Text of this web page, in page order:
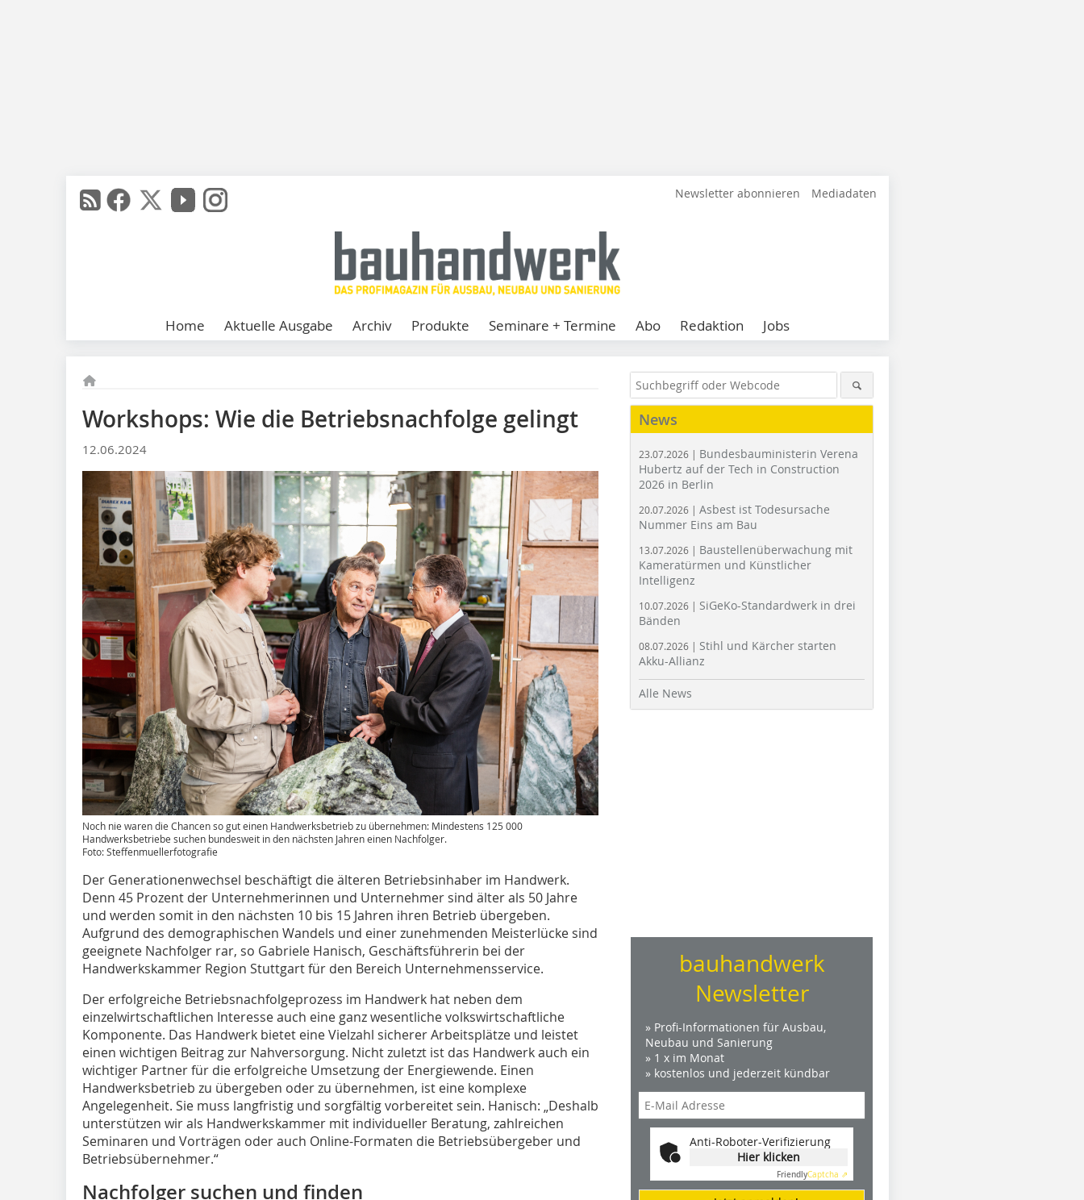
Newsletter abonnieren Mediadaten
Home Aktuelle Ausgabe Archiv Produkte Seminare + Termine Abo Redaktion Jobs
Workshops: Wie die Betriebsnachfolge gelingt
12.06.2024
Noch nie waren die Chancen so gut einen Handwerksbetrieb zu übernehmen: Mindestens 125 000
Handwerksbetriebe suchen bundesweit in den nächsten Jahren einen Nachfolger.
Foto: Steffenmuellerfotografie
Der Generationenwechsel beschäftigt die älteren Betriebsinhaber im Handwerk.
Denn 45 Prozent der Unternehmerinnen und Unternehmer sind älter als 50 Jahre
und werden somit in den nächsten 10 bis 15 Jahren ihren Betrieb übergeben.
Aufgrund des demographischen Wandels und einer zunehmenden Meisterlücke sind
geeignete Nachfolger rar, so Gabriele Hanisch, Geschäftsführerin bei der
Handwerkskammer Region Stuttgart für den Bereich Unternehmensservice.
Der erfolgreiche Betriebsnachfolgeprozess im Handwerk hat neben dem
einzelwirtschaftlichen Interesse auch eine ganz wesentliche volkswirtschaftliche
Komponente. Das Handwerk bietet eine Vielzahl sicherer Arbeitsplätze und leistet
einen wichtigen Beitrag zur Nahversorgung. Nicht zuletzt ist das Handwerk auch ein
wichtiger Partner für die erfolgreiche Umsetzung der Energiewende. Einen
Handwerksbetrieb zu übergeben oder zu übernehmen, ist eine komplexe
Angelegenheit. Sie muss langfristig und sorgfältig vorbereitet sein. Hanisch: „Deshalb
unterstützen wir als Handwerkskammer mit individueller Beratung, zahlreichen
Seminaren und Vorträgen oder auch Online-Formaten die Betriebsübergeber und
Betriebsübernehmer.“
Nachfolger suchen und finden
News
23.07.2026 | Bundesbauministerin Verena
Hubertz auf der Tech in Construction
2026 in Berlin
20.07.2026 | Asbest ist Todesursache
Nummer Eins am Bau
13.07.2026 | Baustellenüberwachung mit
Kameratürmen und Künstlicher
Intelligenz
10.07.2026 | SiGeKo-Standardwerk in drei
Bänden
08.07.2026 | Stihl und Kärcher starten
Akku-Allianz
Alle News
bauhandwerk
Newsletter
» Profi-Informationen für Ausbau,
Neubau und Sanierung
» 1 x im Monat
» kostenlos und jederzeit kündbar
Anti-Roboter-Verifizierung
Hier klicken
FriendlyCaptcha ⇗